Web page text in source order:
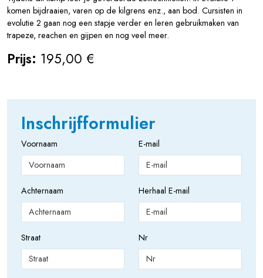
komen bijdraaien, varen op de kilgrens enz., aan bod. Cursisten in
evolutie 2 gaan nog een stapje verder en leren gebruikmaken van
trapeze, reachen en gijpen en nog veel meer.
Prijs: 195,00 €
Inschrijfformulier
Voornaam
Achternaam
Straat
E-mail
Herhaal E-mail
Nr